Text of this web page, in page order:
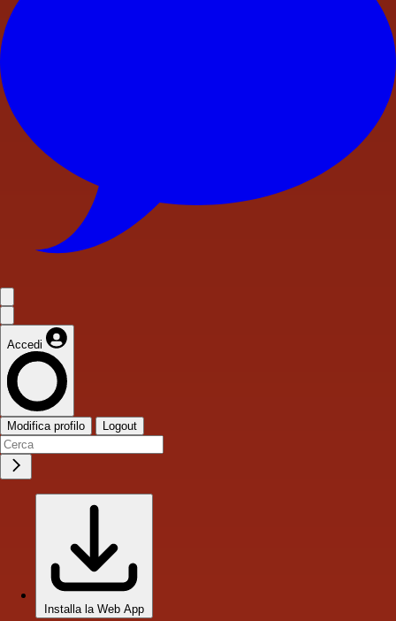
Accedi
Modifica profilo Logout
Installa la Web App